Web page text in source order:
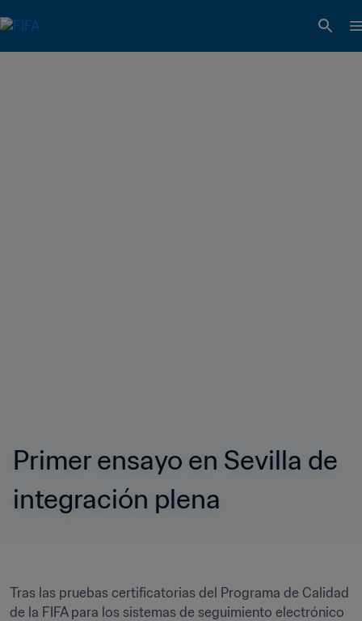
Primer ensayo en Sevilla de
integración plena
Tras las pruebas certificatorias del Programa de Calidad
de la FIFA para los sistemas de seguimiento electrónico